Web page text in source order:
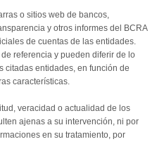
o sitios web de bancos,
y otros informes del BCRA
de cuentas de las entidades.
referencia y pueden diferir de lo
citadas entidades, en función de
características.
veracidad o actualidad de los
ajenas a su intervención, ni por
en su tratamiento, por